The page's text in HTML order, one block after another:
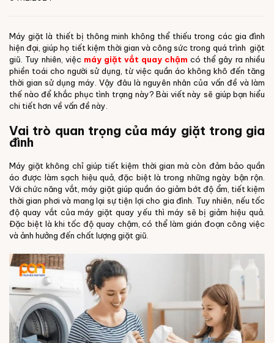
Máy giặt là thiết bị thông minh không thể thiếu trong các gia đình
hiện đại, giúp họ tiết kiệm thời gian và công sức trong quá trình giặt
giũ. Tuy nhiên, việc máy giặt vắt quay chậm có thể gây ra nhiều
phiền toái cho người sử dụng, từ việc quần áo không khô đến tăng
thời gian sử dụng máy. Vậy đâu là nguyên nhân của vấn đề và làm
thế nào để khắc phục tình trạng này? Bài viết này sẽ giúp bạn hiểu
chi tiết hơn về vấn đề này.
Vai trò quan trọng của máy giặt trong gia
đình
Máy giặt không chỉ giúp tiết kiệm thời gian mà còn đảm bảo quần
áo được làm sạch hiệu quả, đặc biệt là trong những ngày bận rộn.
Với chức năng vắt, máy giặt giúp quần áo giảm bớt độ ẩm, tiết kiệm
thời gian phơi và mang lại sự tiện lợi cho gia đình. Tuy nhiên, nếu tốc
độ quay vắt của máy giặt quay yếu thì máy sẽ bị giảm hiệu quả.
Đặc biệt là khi tốc độ quay chậm, có thể làm gián đoạn công việc
và ảnh hưởng đến chất lượng giặt giũ.